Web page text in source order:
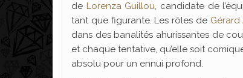
de Lorenza Guillou, candidate de
tant que figurante. Les rôles de
dans des banalités ahurissantes de
et chaque tentative, qu’elle soit
absolu pour un ennui profond.